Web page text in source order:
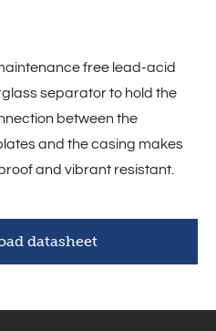
free lead-acid
separator to hold the
between the
and the casing makes
and vibrant resistant.
datasheet